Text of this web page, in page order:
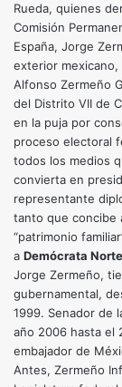
Rueda, quienes
Comisión
España, Jorge
exterior mexicano,
Alfonso Zermeño
del Distrito VII de
en la puja por
proceso electoral
todos los medios
convierta en
representante
tanto que concibe
“patrimonio
a Demócrata
Jorge Zermeño,
gubernamental,
1999. Senador de
año 2006 hasta el
embajador de
Antes, Zermeño